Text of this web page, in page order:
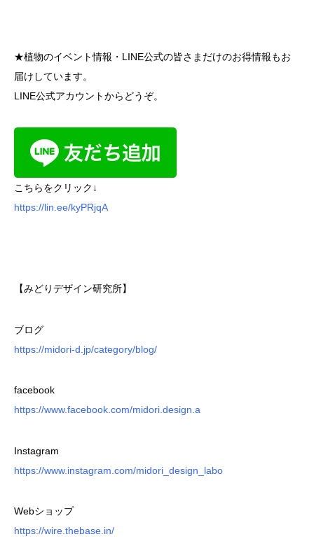
★植物のイベント情報・LINE公式の皆さまだけのお得情報もお
届けしています。
LINE公式アカウントからどうぞ。
こちらをクリック↓
https://lin.ee/kyPRjqA
【みどりデザイン研究所】
ブログ
https://midori-d.jp/category/blog/
facebook
https://www.facebook.com/midori.design.a
Instagram
https://www.instagram.com/midori_design_labo
Webショップ
https://wire.thebase.in/